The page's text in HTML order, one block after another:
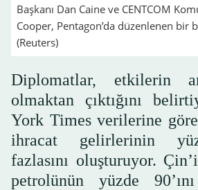
Başkanı Dan Caine ve CENTCOM
Cooper, Pentagon’da düzenlenen bir
(Reuters)
Diplomatlar, etkilerin
olmaktan çıktığını
York Times verilerine
ihracat gelirlerinin
fazlasını oluşturuyor.
petrolünün yüzde